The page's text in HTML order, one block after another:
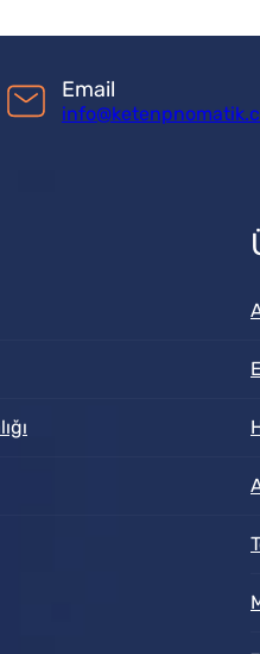
Email